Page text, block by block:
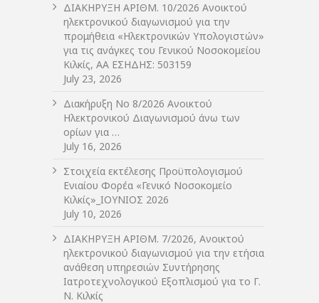
ΔIΑΚΗΡΥΞΗ ΑΡIΘΜ. 10/2026 Ανοικτού
ηλεκτρονικού διαγωνισμού για την
προμήθεια «Ηλεκτρονικών Υπολογιστών»
για τις ανάγκες του Γενικού Νοσοκομείου
Κιλκίς, ΑΑ ΕΣΗΔΗΣ: 503159
July 23, 2026
Διακήρυξη Νο 8/2026 Ανοικτού
Ηλεκτρονικού Διαγωνισμού άνω των
ορίων για …
July 16, 2026
Στοιχεία εκτέλεσης Προϋπολογισμού
Ενιαίου Φορέα «Γενικό Νοσοκομείο
Κιλκίς»_ΙΟΥΝΙΟΣ 2026
July 10, 2026
ΔIΑΚΗΡΥΞΗ ΑΡIΘΜ. 7/2026, Ανοικτού
ηλεκτρονικού διαγωνισμού για την ετήσια
ανάθεση υπηρεσιών Συντήρησης
Ιατροτεχνολογικού Εξοπλισμού για το Γ.
Ν. Κιλκίς